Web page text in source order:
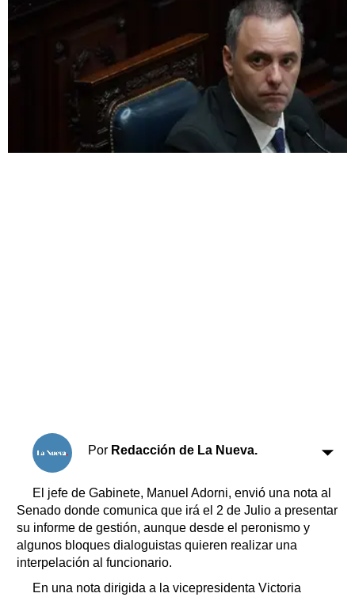
Sociedad y tiempo
Turismo
Salud
Es viral
Clasificados
Por Redacción de La Nueva.
El jefe de Gabinete, Manuel Adorni, envió una nota al
Senado donde comunica que irá el 2 de Julio a presentar
su informe de gestión, aunque desde el peronismo y
algunos bloques dialoguistas quieren realizar una
interpelación al funcionario.
En una nota dirigida a la vicepresidenta Victoria